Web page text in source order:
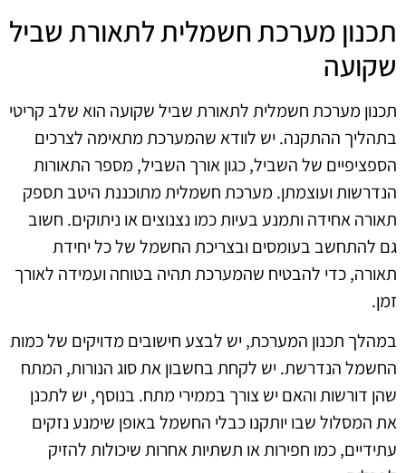
תכנון מערכת חשמלית לתאורת שביל
שקועה
תכנון מערכת חשמלית לתאורת שביל שקועה הוא שלב קריטי
בתהליך ההתקנה. יש לוודא שהמערכת מתאימה לצרכים
הספציפיים של השביל, כגון אורך השביל, מספר התאורות
הנדרשות ועוצמתן. מערכת חשמלית מתוכננת היטב תספק
תאורה אחידה ותמנע בעיות כמו נצנוצים או ניתוקים. חשוב
גם להתחשב בעומסים ובצריכת החשמל של כל יחידת
תאורה, כדי להבטיח שהמערכת תהיה בטוחה ועמידה לאורך
זמן.
במהלך תכנון המערכת, יש לבצע חישובים מדויקים של כמות
החשמל הנדרשת. יש לקחת בחשבון את סוג הנורות, המתח
שהן דורשות והאם יש צורך בממירי מתח. בנוסף, יש לתכנן
את המסלול שבו יותקנו כבלי החשמל באופן שימנע נזקים
עתידיים, כמו חפירות או תשתיות אחרות שיכולות להזיק